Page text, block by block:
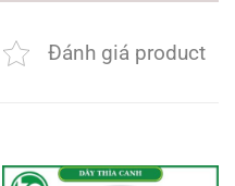
Đánh giá product